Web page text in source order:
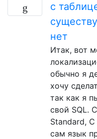
с
нет
Итак, вот
обычно я
хочу
так как я
свой SQL.
Standard,
сам язык